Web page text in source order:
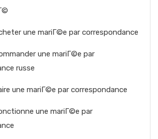
une mariГ©e par correspondance
une mariГ©e par
russe
une mariГ©e par correspondance
une mariГ©e par